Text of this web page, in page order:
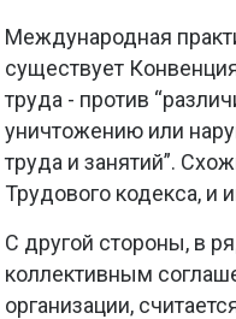
Международная
существует
труда - против
уничтожению или
труда и занятий”.
Трудового кодекса, и
С другой стороны, в
коллективным
организации,